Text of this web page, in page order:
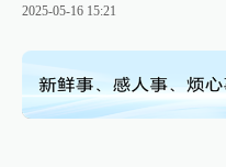
2025-05-16 15:21